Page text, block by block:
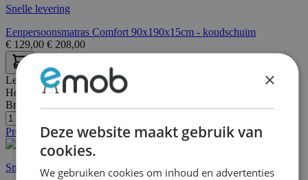
Snelle levering
Eenpersoonsmatras Comfort 90x190x15cm - koudschuim
€ 129,00 € 208,00
Lengte:190 cm
Hoogte:19 cm
Breedte/diepte:
Promo
Snelle levering
×
Deze website maakt gebruik van
cookies.
We gebruiken cookies om inhoud en advertenties